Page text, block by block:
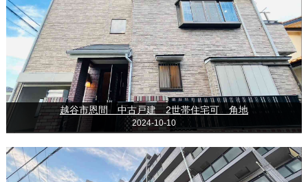
越谷市恩間 中古戸建 2世帯住宅可 角地
2024-10-10